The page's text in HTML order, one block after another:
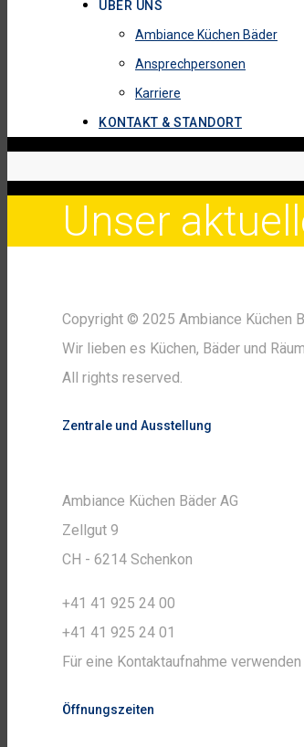
ÜBER UNS
Ambiance Küchen Bäder
Ansprechpersonen
Karriere
KONTAKT & STANDORT
Unser
Copyright © 2025 Ambiance Küchen
Wir lieben es Küchen, Bäder und
All rights reserved.
Zentrale und Ausstellung
Ambiance Küchen Bäder AG
Zellgut 9
CH - 6214 Schenkon
+41 41 925 24 00
+41 41 925 24 01
Für eine Kontaktaufnahme
Öffnungszeiten